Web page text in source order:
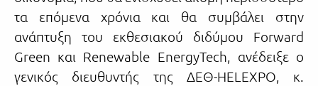
τα επόμενα χρόνια και θα συμβάλει στην
ανάπτυξη του εκθεσιακού διδύμου Forward
Green και Renewable EnergyTech, ανέδειξε ο
γενικός διευθυντής της ΔΕΘ-HELEXPO, κ.